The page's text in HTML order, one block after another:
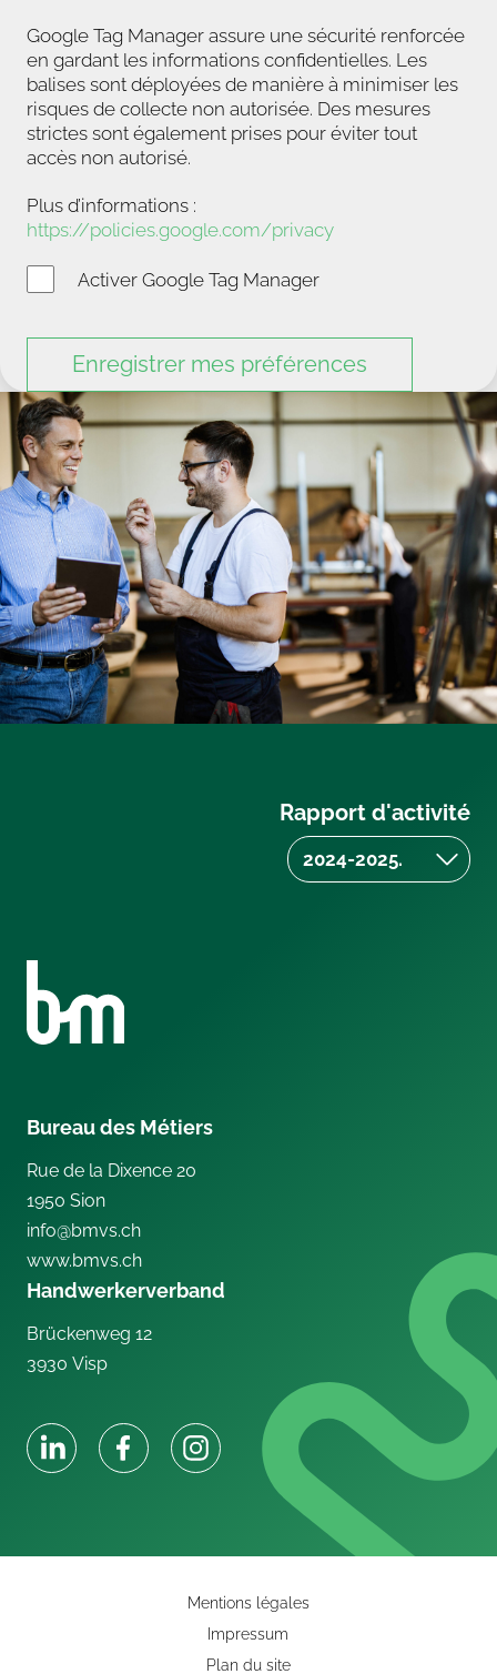
Google Tag Manager assure une sécurité renforcée
en gardant les informations confidentielles. Les
balises sont déployées de manière à minimiser les
risques de collecte non autorisée. Des mesures
strictes sont également prises pour éviter tout
accès non autorisé.
Plus d’informations :
https://policies.google.com/privacy
Activer Google Tag Manager
Enregistrer mes préférences
Bureau des Métiers
Rue de la Dixence 20
1950 Sion
info@bmvs.ch
www.bmvs.ch
Handwerkerverband
Brückenweg 12
3930 Visp
Rapport d'activité
Mentions légales
Impressum
Plan du site